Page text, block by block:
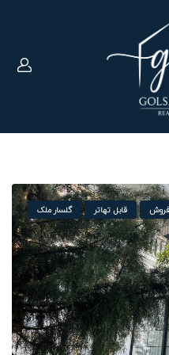
فروش قابل تهاتر گلسار ملک
برای فروش
آپارتمان 260 متری